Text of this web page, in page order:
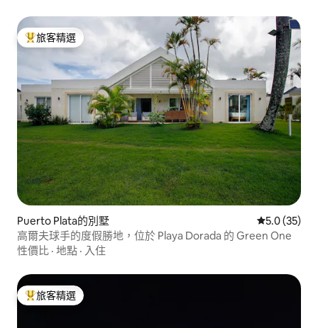
旅客精選榜首
旅客精選
Puerto Plata的別墅 從 35 則評
5.0 (35)
高爾夫球手的度假勝地，位於 Playa Dorada 的 Green One
性價比 · 地點 · 入住
旅客精選榜首
旅客精選